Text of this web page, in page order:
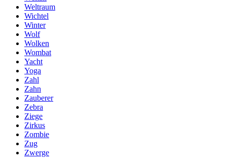
Weltraum
Wichtel
Winter
Wolf
Wolken
Wombat
Yacht
Yoga
Zahl
Zahn
Zauberer
Zebra
Ziege
Zirkus
Zombie
Zug
Zwerge